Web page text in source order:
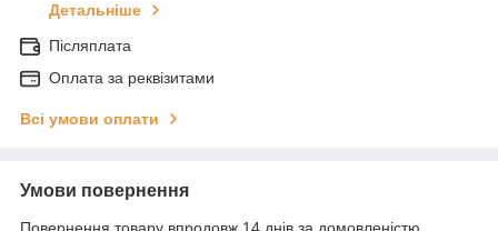
Детальніше
Післяплата
Оплата за реквізитами
Всі умови оплати
Умови повернення